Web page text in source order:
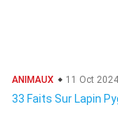
ANIMAUX 11 Oct 2024
33 Faits Sur Lapin